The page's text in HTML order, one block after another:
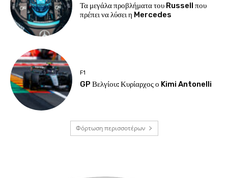
Τα μεγάλα προβλήματα του Russell που
πρέπει να λύσει η Mercedes
F1
GP Βελγίου: Κυρίαρχος ο Kimi Antonelli
Φόρτωση περισσοτέρων